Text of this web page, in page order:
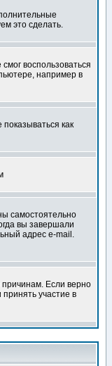
это сделать.
воспользоваться
например в
как
самостоятельно
вы завершали
адрес e-mail.
причинам. Если верно
участие в